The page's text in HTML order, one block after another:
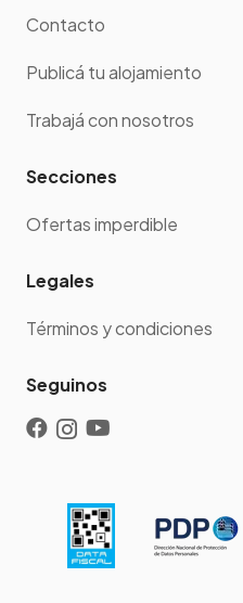
Contacto
Publicá tu alojamiento
Trabajá con nosotros
Secciones
Ofertas imperdible
Legales
Términos y condiciones
Seguinos